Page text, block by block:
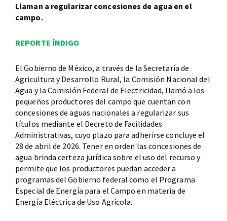
Llaman a regularizar concesiones de agua en el
campo.
REPORTE ÍNDIGO
El Gobierno de México, a través de la Secretaría de
Agricultura y Desarrollo Rural, la Comisión Nacional del
Agua y la Comisión Federal de Electricidad, llamó a los
pequeños productores del campo que cuentan con
concesiones de aguas nacionales a regularizar sus
títulos mediante el Decreto de Facilidades
Administrativas, cuyo plazo para adherirse concluye el
28 de abril de 2026. Tener en orden las concesiones de
agua brinda certeza jurídica sobre el uso del recurso y
permite que los productores puedan acceder a
programas del Gobierno federal como el Programa
Especial de Energía para el Campo en materia de
Energía Eléctrica de Uso Agrícola.